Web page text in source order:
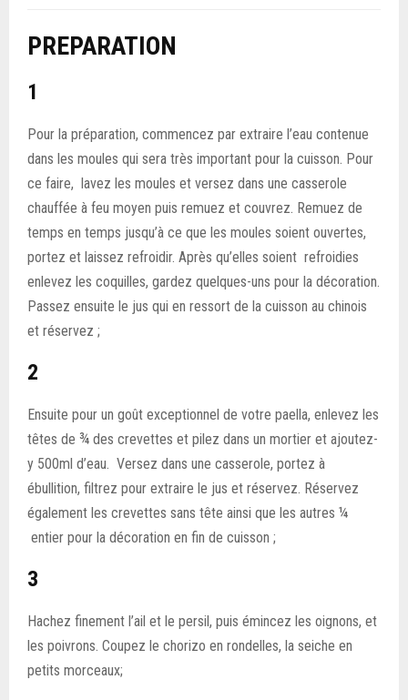
PREPARATION
1
Pour la préparation, commencez par extraire l’eau contenue
dans les moules qui sera très important pour la cuisson. Pour
ce faire, lavez les moules et versez dans une casserole
chauffée à feu moyen puis remuez et couvrez. Remuez de
temps en temps jusqu’à ce que les moules soient ouvertes,
portez et laissez refroidir. Après qu’elles soient refroidies
enlevez les coquilles, gardez quelques-uns pour la décoration.
Passez ensuite le jus qui en ressort de la cuisson au chinois
et réservez ;
2
Ensuite pour un goût exceptionnel de votre paella, enlevez les
têtes de ¾ des crevettes et pilez dans un mortier et ajoutez-
y 500ml d’eau. Versez dans une casserole, portez à
ébullition, filtrez pour extraire le jus et réservez. Réservez
également les crevettes sans tête ainsi que les autres ¼
entier pour la décoration en fin de cuisson ;
3
Hachez finement l’ail et le persil, puis émincez les oignons, et
les poivrons. Coupez le chorizo en rondelles, la seiche en
petits morceaux;